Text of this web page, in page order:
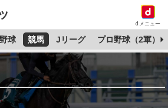
dメニュー
球 競馬 Jリーグ プロ野球（2軍）